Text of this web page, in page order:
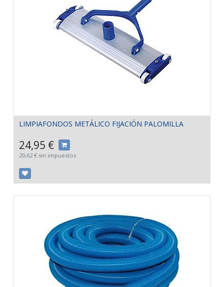
LIMPIAFONDOS METÁLICO FIJACIÓN PALOMILLA
24,95 €
20,62 € sin impuestos